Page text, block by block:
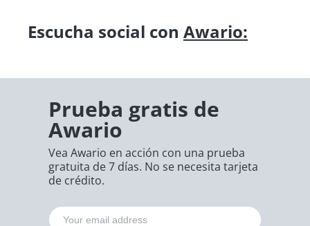
Escucha social con Awario:
Prueba gratis de
Awario
Vea Awario en acción con una prueba
gratuita de 7 días. No se necesita tarjeta
de crédito.